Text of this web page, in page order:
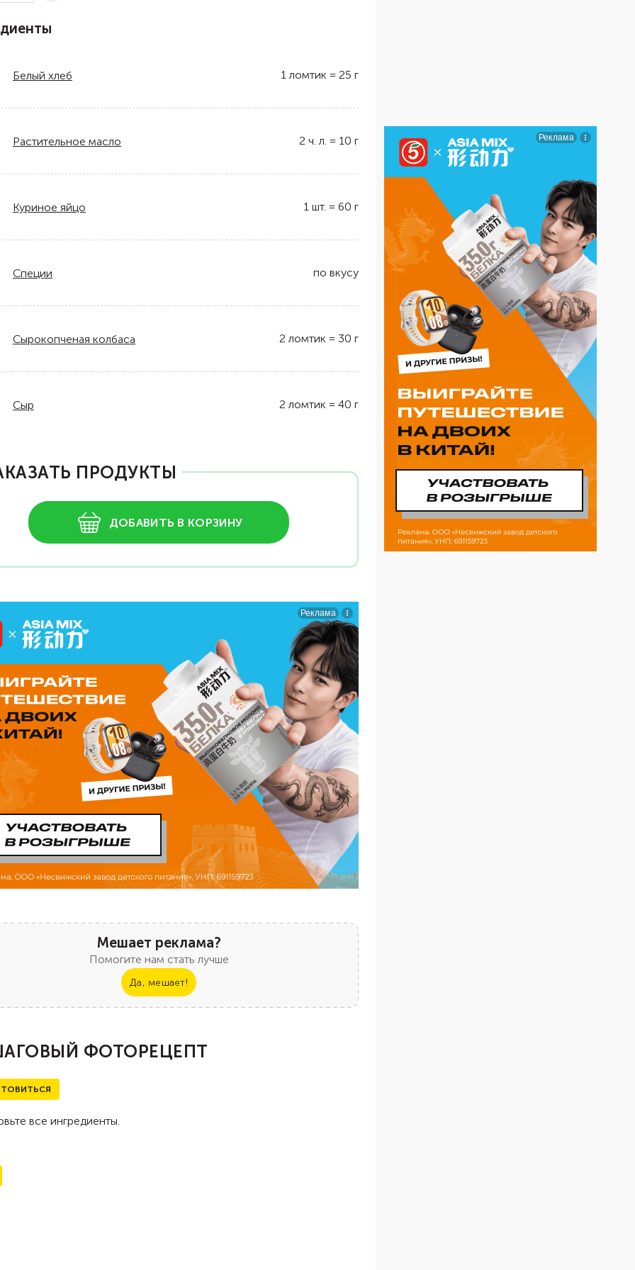
Белый хлеб 1 ломтик = 25 г
Растительное масло 2 ч. л. = 10 г
Куриное яйцо 1 шт. = 60 г
Специи по вкусу
Сырокопченая колбаса 2 ломтик = 30 г
Сыр 2 ломтик = 40 г
ПРОДУКТЫ
ДОБАВИТЬ В КОРЗИНУ
Мешает реклама?
Помогите нам стать лучше
Да, мешает!
ФОТОРЕЦЕПТ
все ингредиенты.